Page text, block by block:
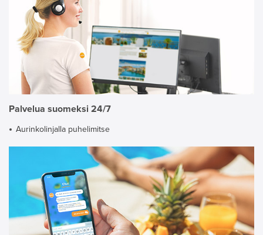
Palvelua suomeksi 24/7
Aurinkolinjalla puhelimitse